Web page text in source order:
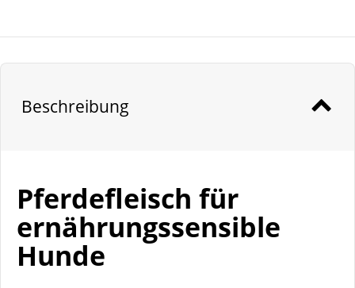
Beschreibung
Pferdefleisch für
ernährungssensible
Hunde